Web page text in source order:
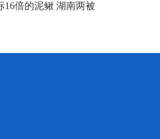
16倍的泥鳅 湖南两被